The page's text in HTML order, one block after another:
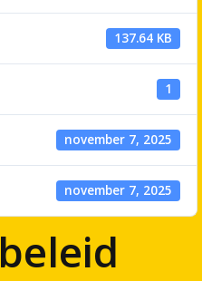
137.64 KB
1
november 7, 2025
november 7, 2025